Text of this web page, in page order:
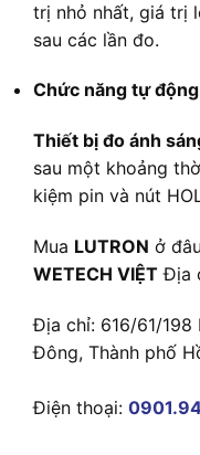
trị nhỏ nhất, giá trị
sau các lần đo.
Chức năng tự
Thiết bị đo ánh
sau một khoảng
kiệm pin và nút
Mua LUTRON ở
WETECH VIỆT Địa
Địa chỉ: 616/61/198
Đông, Thành phố
Điện thoại: